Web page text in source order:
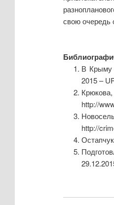
свою очередь
В Крыму
2015 –
http://
http://